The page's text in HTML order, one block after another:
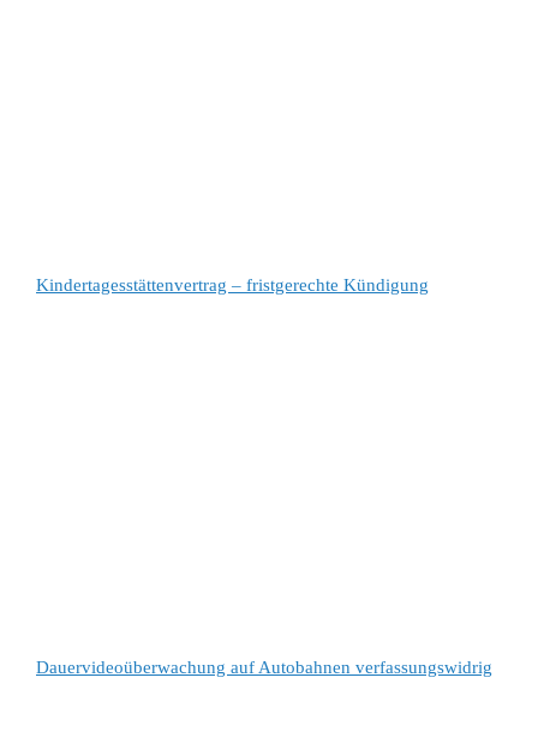
Kindertagesstättenvertrag – fristgerechte Kündigung
Dauervideoüberwachung auf Autobahnen verfassungswidrig